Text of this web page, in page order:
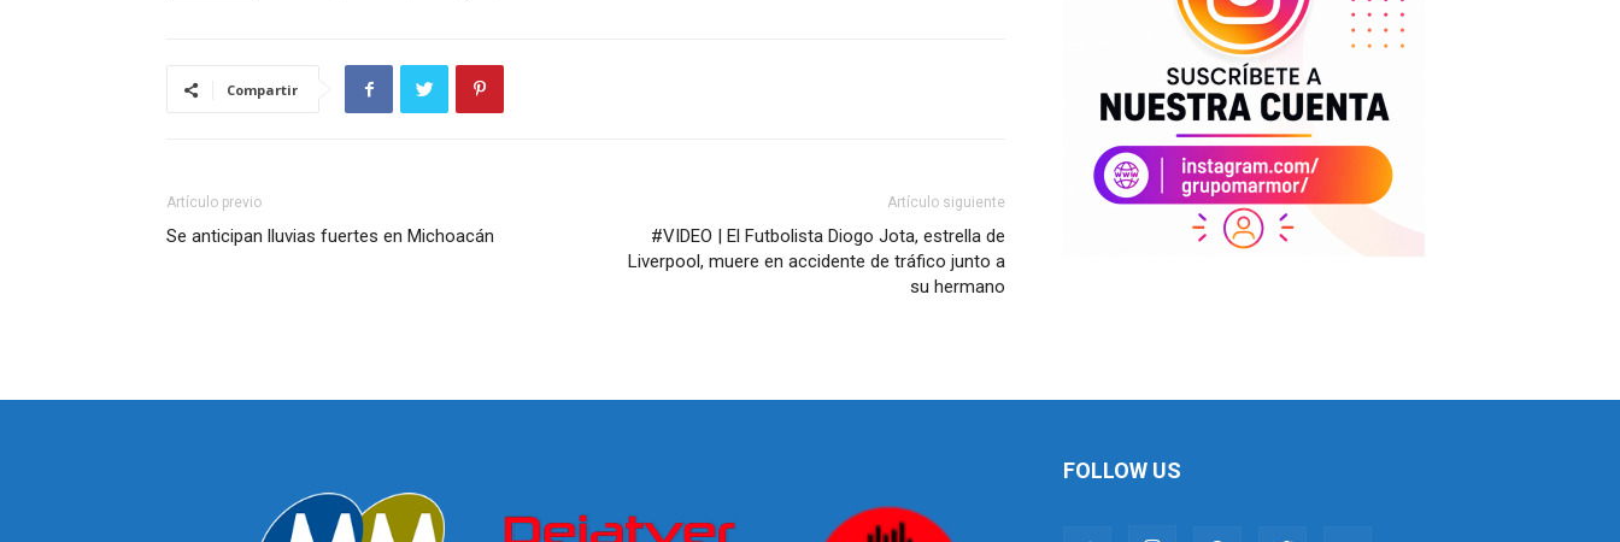
Compartir
Artículo previo
Se anticipan lluvias fuertes en Michoacán
Artículo siguiente
#VIDEO | El Futbolista Diogo Jota, estrella de
Liverpool, muere en accidente de tráfico junto a
su hermano
FOLLOW US